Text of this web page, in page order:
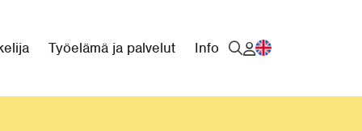
Työelämä ja palvelut Info